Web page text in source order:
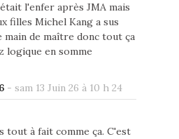
l'enfer après JMA mais
filles Michel Kang a sus
main de maître donc tout ça
logique en somme
- sam 13 Juin 26 à 10 h 24
tout à fait comme ça. C'est